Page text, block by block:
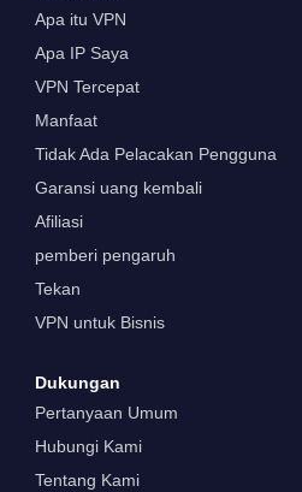
Apa itu VPN
Apa IP Saya
VPN Tercepat
Manfaat
Tidak Ada Pelacakan Pengguna
Garansi uang kembali
Afiliasi
pemberi pengaruh
Tekan
VPN untuk Bisnis
Dukungan
Pertanyaan Umum
Hubungi Kami
Tentang Kami